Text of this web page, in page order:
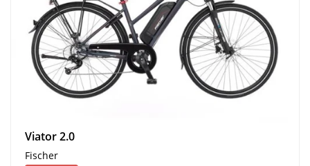
Viator 2.0
Fischer